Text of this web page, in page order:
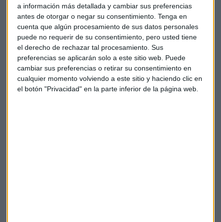
a información más detallada y cambiar sus preferencias
antes de otorgar o negar su consentimiento. Tenga en
cuenta que algún procesamiento de sus datos personales
puede no requerir de su consentimiento, pero usted tiene
el derecho de rechazar tal procesamiento. Sus
preferencias se aplicarán solo a este sitio web. Puede
cambiar sus preferencias o retirar su consentimiento en
cualquier momento volviendo a este sitio y haciendo clic en
el botón "Privacidad" en la parte inferior de la página web.
Flechoso trae a colación un estudio de la fundación
Compromiso y Transparencia que indica queel 71% de las
empresas del Ibex 35 se olvida del talento senior. “Este
estudio lo que hace es analizar la transparencia de las
empresas del Ibex con respecto al talento senior, porque
parece que lo están ocultando”, expresa. Para el fundador
de Cibercotizante, las empresas no muestran sus datos
sobre la edad de sus trabajadores para no dar a conocer los